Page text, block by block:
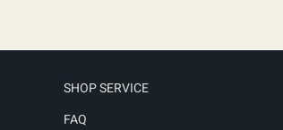
SHOP SERVICE
FAQ